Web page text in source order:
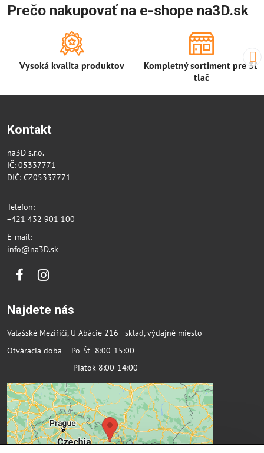
Prečo nakupovať na e-shope na3D.sk
Vysoká kvalita produktov
Kompletný sortiment pre 3D
tlač
Kontakt
na3D s.r.o.
IČ: 05337771
DIČ: CZ05337771
Telefon:
+421 432 901 100
E-mail:
info@na3D.sk
FacebookInstagram
Najdete nás
Valašské Meziříčí, U Abácie 216 - sklad, výdajné miesto
Otváracia doba Po-Št 8:00-15:00
Piatok 8:00-14:00